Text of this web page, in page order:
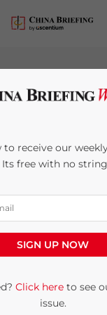
: des
et
byChina
to receive our
free with no
SIGN UP NOW
Click hereto see
issue.